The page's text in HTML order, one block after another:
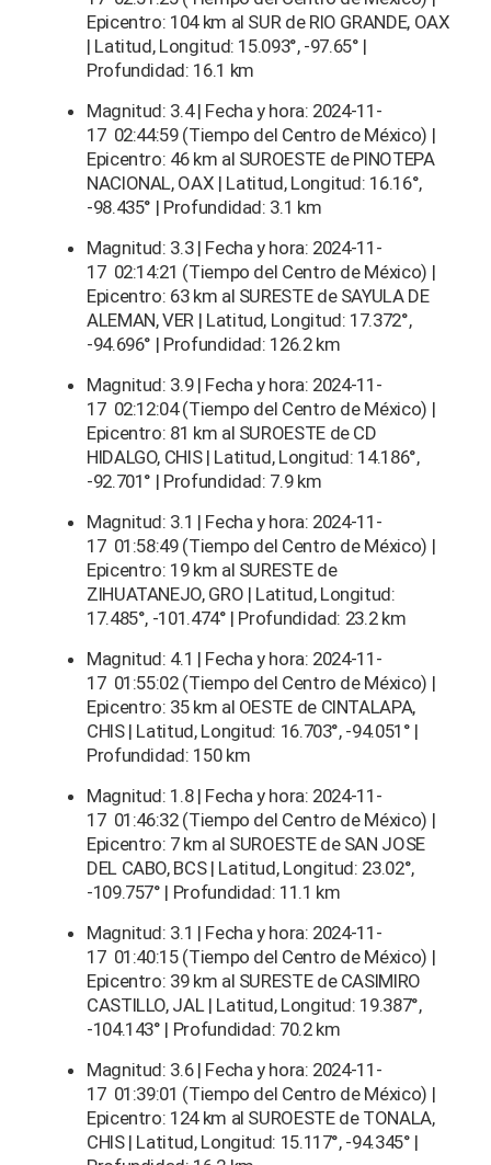
Epicentro: 104 km al SUR de RIO GRANDE, OAX
| Latitud, Longitud: 15.093°, -97.65° |
Profundidad: 16.1 km
Magnitud: 3.4 | Fecha y hora: 2024-11-
17 02:44:59 (Tiempo del Centro de México) |
Epicentro: 46 km al SUROESTE de PINOTEPA
NACIONAL, OAX | Latitud, Longitud: 16.16°,
-98.435° | Profundidad: 3.1 km
Magnitud: 3.3 | Fecha y hora: 2024-11-
17 02:14:21 (Tiempo del Centro de México) |
Epicentro: 63 km al SURESTE de SAYULA DE
ALEMAN, VER | Latitud, Longitud: 17.372°,
-94.696° | Profundidad: 126.2 km
Magnitud: 3.9 | Fecha y hora: 2024-11-
17 02:12:04 (Tiempo del Centro de México) |
Epicentro: 81 km al SUROESTE de CD
HIDALGO, CHIS | Latitud, Longitud: 14.186°,
-92.701° | Profundidad: 7.9 km
Magnitud: 3.1 | Fecha y hora: 2024-11-
17 01:58:49 (Tiempo del Centro de México) |
Epicentro: 19 km al SURESTE de
ZIHUATANEJO, GRO | Latitud, Longitud:
17.485°, -101.474° | Profundidad: 23.2 km
Magnitud: 4.1 | Fecha y hora: 2024-11-
17 01:55:02 (Tiempo del Centro de México) |
Epicentro: 35 km al OESTE de CINTALAPA,
CHIS | Latitud, Longitud: 16.703°, -94.051° |
Profundidad: 150 km
Magnitud: 1.8 | Fecha y hora: 2024-11-
17 01:46:32 (Tiempo del Centro de México) |
Epicentro: 7 km al SUROESTE de SAN JOSE
DEL CABO, BCS | Latitud, Longitud: 23.02°,
-109.757° | Profundidad: 11.1 km
Magnitud: 3.1 | Fecha y hora: 2024-11-
17 01:40:15 (Tiempo del Centro de México) |
Epicentro: 39 km al SURESTE de CASIMIRO
CASTILLO, JAL | Latitud, Longitud: 19.387°,
-104.143° | Profundidad: 70.2 km
Magnitud: 3.6 | Fecha y hora: 2024-11-
17 01:39:01 (Tiempo del Centro de México) |
Epicentro: 124 km al SUROESTE de TONALA,
CHIS | Latitud, Longitud: 15.117°, -94.345° |